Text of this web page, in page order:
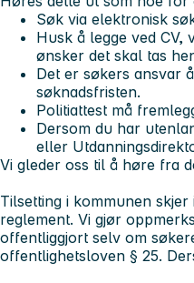
Søk via elektronisk
Husk å legge ved CV,
ønsker det skal tas
Det er søkers ansvar
søknadsfristen.
Politiattest må
Dersom du har
eller
Vi gleder oss til å høre fra
Tilsetting i kommunen
reglement. Vi gjør
offentliggjort selv om
offentlighetsloven § 25.